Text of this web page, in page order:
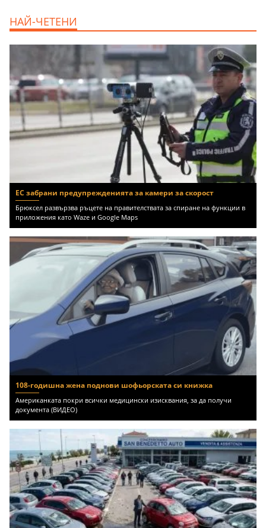
НАЙ-ЧЕТЕНИ
ЕС забрани предупрежденията за камери за скорост
Брюксел развързва ръцете на правителствата за спиране на функции в
приложения като Waze и Google Maps
108-годишна жена поднови шофьорската си книжка
Американката покри всички медицински изисквания, за да получи
документа (ВИДЕО)